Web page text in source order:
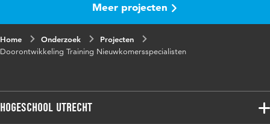
Meer projecten
Home Onderzoek
Projecten
Doorontwikkeling Training Nieuwkomersspecialisten
Hogeschool Utrecht